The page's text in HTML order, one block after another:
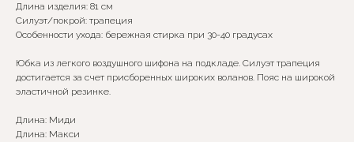
Длина изделия: 81 см
Силуэт/покрой: трапеция
Особенности ухода: бережная стирка при 30-40 градусах
Юбка из легкого воздушного шифона на подкладе. Силуэт трапеция
достигается за счет присборенных широких воланов. Пояс на широкой
эластичной резинке.
Длина: Миди
Длина: Макси
Сомневаетесь в выборе?
посмотреть размерную сетку